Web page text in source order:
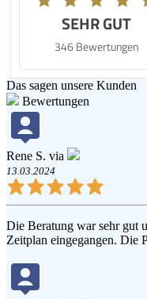
SEHR GUT
346 Bewertungen
Das sagen unsere Kunden
Bewertungen
Rene S. via
13.03.2024
Die Beratung war sehr gut
Zeitplan eingegangen. Die